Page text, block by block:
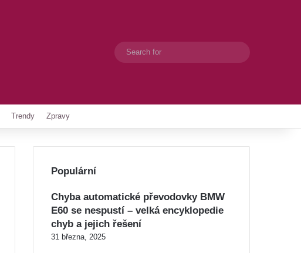
Switch skin
Trendy Zpravy
Populární
Chyba automatické převodovky BMW
E60 se nespustí – velká encyklopedie
chyb a jejich řešení
31 března, 2025